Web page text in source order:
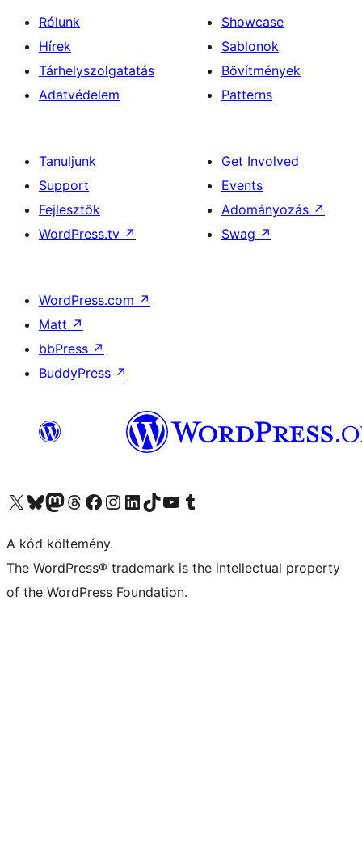
Rólunk
Hírek
Tárhelyszolgatatás
Adatvédelem
Showcase
Sablonok
Bővítmények
Patterns
Tanuljunk
Support
Fejlesztők
WordPress.tv ↗
Get Involved
Events
Adományozás ↗
Swag ↗
WordPress.com ↗
Matt ↗
bbPress ↗
BuddyPress ↗
Visit our X (formerly Twitter) account
Visit our Bluesky account
Twitter csatornánk
Visit our Threads account
Facebook oldalunk megtekintése
Visit our Instagram account
Visit our LinkedIn account
Visit our TikTok account
Visit our YouTube channel
Visit our Tumblr account
A kód költemény.
The WordPress® trademark is the intellectual property
of the WordPress Foundation.